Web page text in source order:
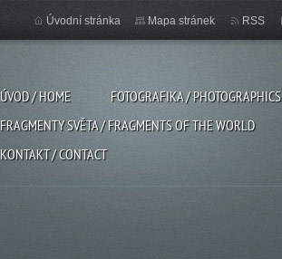
ÚVOD / HOME FOTOGRAFIKA / PHOTOGRAPHICS
FRAGMENTY SVĚTA / FRAGMENTS OF THE WORLD
KONTAKT / CONTACT
Úvodní stránka Mapa stránek RSS